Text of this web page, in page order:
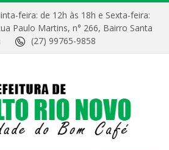
feira: de 12h às 18h e Sexta-feira:
Paulo Martins, n° 266, Bairro Santa
(27) 99765-9858